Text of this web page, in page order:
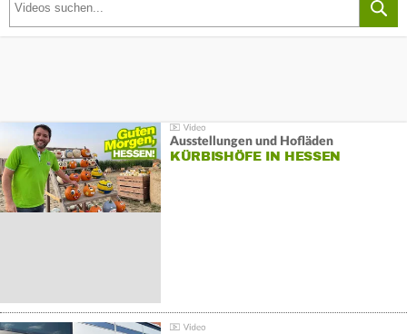
Ausstellungen und Hofläden
KÜRBISHÖFE IN HESSEN